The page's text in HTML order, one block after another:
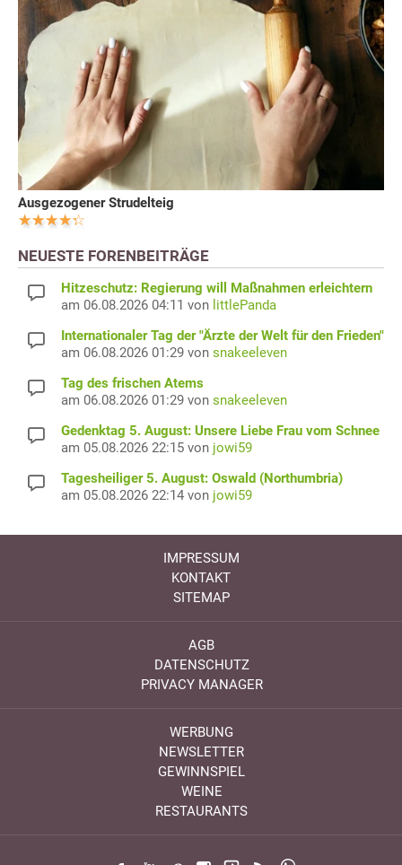
Ausgezogener Strudelteig
NEUESTE FORENBEITRÄGE
Hitzeschutz: Regierung will Maßnahmen erleichtern
am 06.08.2026 04:11 von littlePanda
Internationaler Tag der "Ärzte der Welt für den Frieden"
am 06.08.2026 01:29 von snakeeleven
Tag des frischen Atems
am 06.08.2026 01:29 von snakeeleven
Gedenktag 5. August: Unsere Liebe Frau vom Schnee
am 05.08.2026 22:15 von jowi59
Tagesheiliger 5. August: Oswald (Northumbria)
am 05.08.2026 22:14 von jowi59
IMPRESSUM
KONTAKT
SITEMAP
AGB
DATENSCHUTZ
PRIVACY MANAGER
WERBUNG
NEWSLETTER
GEWINNSPIEL
WEINE
RESTAURANTS